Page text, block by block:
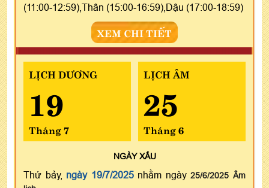
(11:00-12:59),Thân (15:00-16:59),Dậu (17:00-18:59)
XEM CHI TIẾT
LỊCH DƯƠNG
19
Tháng 7
LỊCH ÂM
25
Tháng 6
NGÀYXẤU
Thứ bảy, ngày 19/7/2025nhằm ngày25/6/2025 Âm